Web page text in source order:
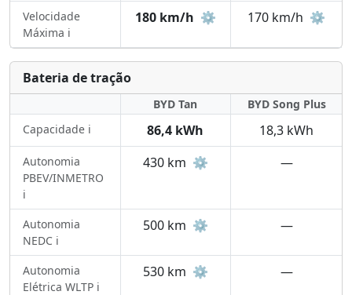
Velocidade
Máxima ℹ️
180 km/h ⚙️ 170 km/h ⚙️
Bateria de tração
BYD Tan
BYD Song Plus
Capacidade ℹ️
86,4 kWh 18,3 kWh
Autonomia
PBEV/INMETRO
ℹ️
430 km ⚙️ —
Autonomia
NEDC ℹ️
500 km ⚙️ —
Autonomia
Elétrica WLTP ℹ️
530 km ⚙️ —